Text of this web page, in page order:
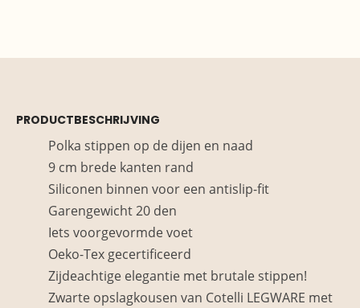
PRODUCTBESCHRIJVING
Polka stippen op de dijen en naad
9 cm brede kanten rand
Siliconen binnen voor een antislip-fit
Garengewicht 20 den
Iets voorgevormde voet
Oeko-Tex gecertificeerd
Zijdeachtige elegantie met brutale stippen!
Zwarte opslagkousen van Cotelli LEGWARE met